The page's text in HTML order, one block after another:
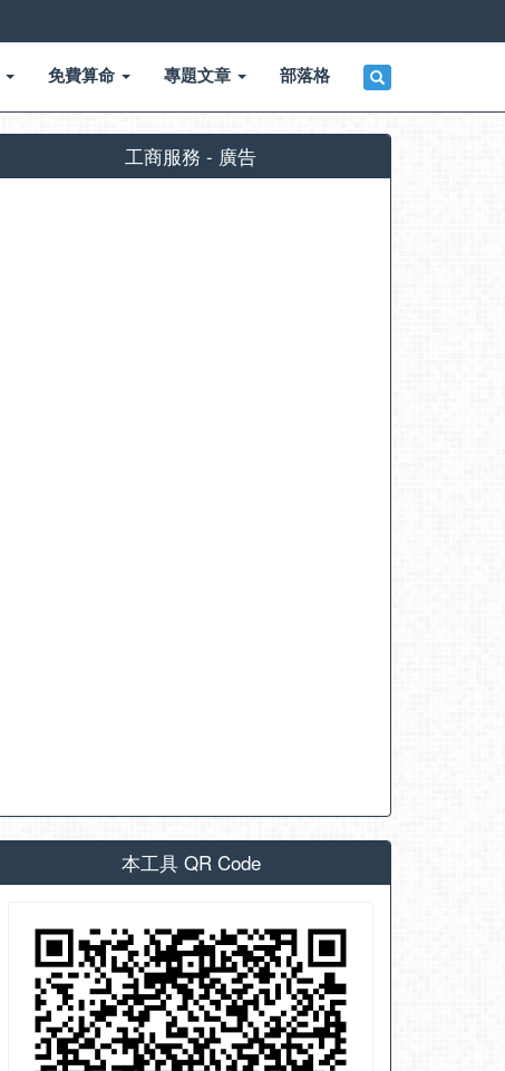
免費算命 專題文章 部落格
工商服務 - 廣告
本工具 QR Code